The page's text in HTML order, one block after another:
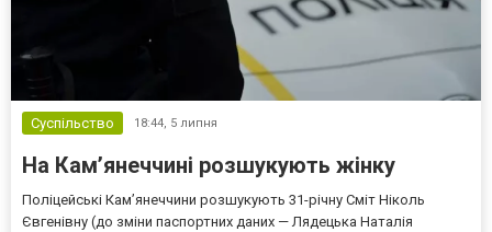
Суспільство 18:44, 5 липня
На Камʼянеччині розшукують жінку
Поліцейські Камʼянеччини розшукують 31-річну Сміт Ніколь
Євгенівну (до зміни паспортних даних — Лядецька Наталія